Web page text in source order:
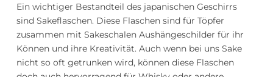
Ein wichtiger Bestandteil des japanischen Geschirrs
sind Sakeflaschen. Diese Flaschen sind für Töpfer
zusammen mit Sakeschalen Aushängeschilder für ihr
Können und ihre Kreativität. Auch wenn bei uns Sake
nicht so oft getrunken wird, können diese Flaschen